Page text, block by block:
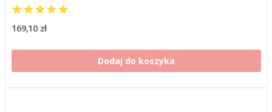
169,10 zł
Dodaj do koszyka